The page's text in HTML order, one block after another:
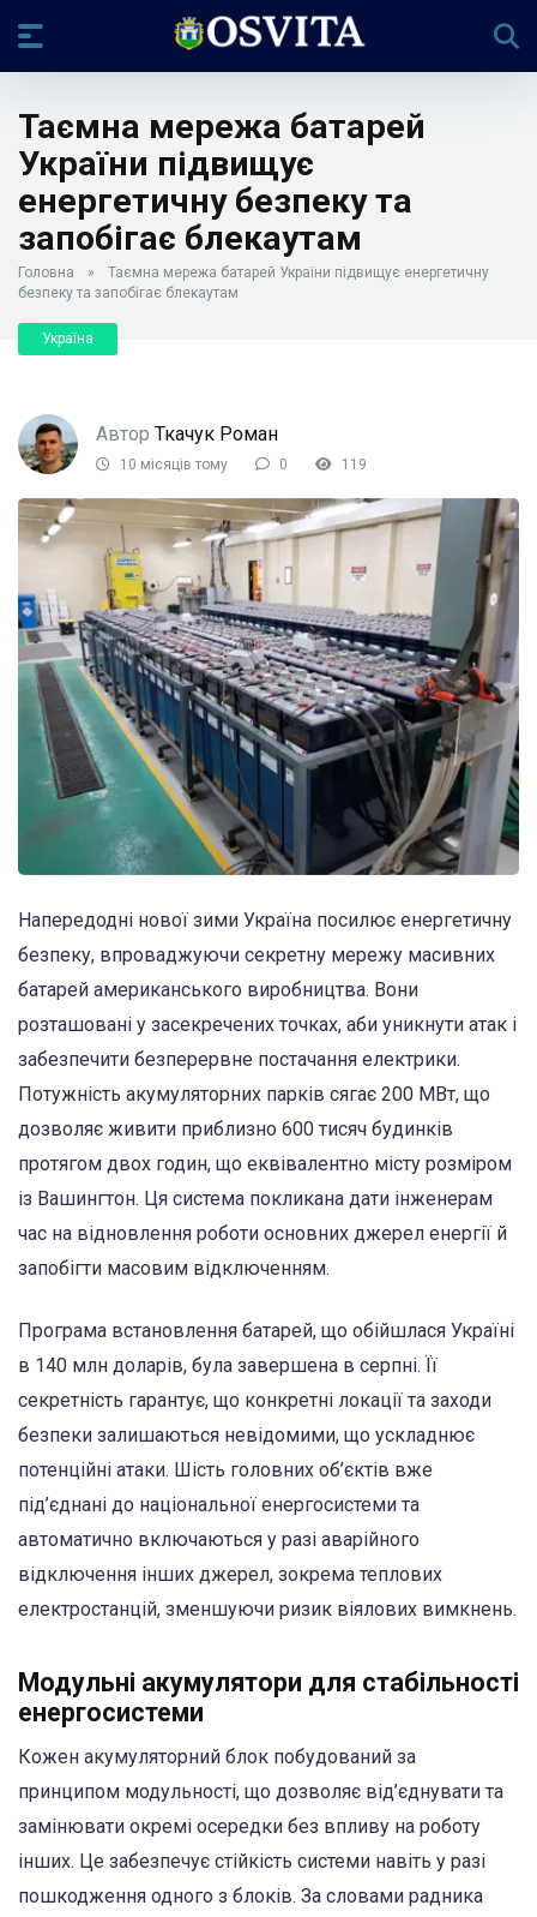
Таємна мережа батарей
України підвищує
енергетичну безпеку та
запобігає блекаутам
Головна »
Таємна мережа батарей України підвищує енергетичну
безпеку та запобігає блекаутам
Україна
Автор Ткачук Роман
10 місяців тому 0 119
Напередодні нової зими Україна посилює енергетичну
безпеку, впроваджуючи секретну мережу масивних
батарей американського виробництва. Вони
розташовані у засекречених точках, аби уникнути атак і
забезпечити безперервне постачання електрики.
Потужність акумуляторних парків сягає 200 МВт, що
дозволяє живити приблизно 600 тисяч будинків
протягом двох годин, що еквівалентно місту розміром
із Вашингтон. Ця система покликана дати інженерам
час на відновлення роботи основних джерел енергії й
запобігти масовим відключенням.
Програма встановлення батарей, що обійшлася Україні
в 140 млн доларів, була завершена в серпні. Її
секретність гарантує, що конкретні локації та заходи
безпеки залишаються невідомими, що ускладнює
потенційні атаки. Шість головних об’єктів вже
під’єднані до національної енергосистеми та
автоматично включаються у разі аварійного
відключення інших джерел, зокрема теплових
електростанцій, зменшуючи ризик віялових вимкнень.
Модульні акумулятори для стабільності
енергосистеми
Кожен акумуляторний блок побудований за
принципом модульності, що дозволяє від’єднувати та
замінювати окремі осередки без впливу на роботу
інших. Це забезпечує стійкість системи навіть у разі
пошкодження одного з блоків. За словами радника